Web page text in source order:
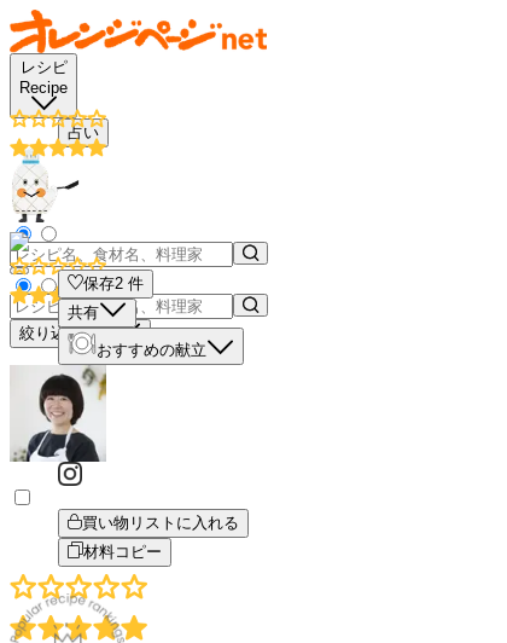
レシピ
Recipe
占い
絞り込み検索
保存2 件
共有
おすすめの献立
買い物リストに入れる
材料コピー